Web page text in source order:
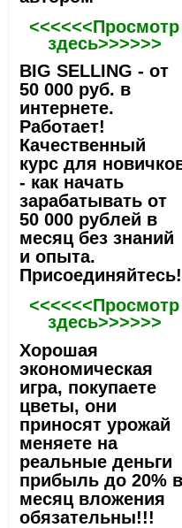
<<<<<<Просмотр
здесь>>>>>>
BIG SELLING - от
50 000 руб. в
интернете.
Работает!
Качественный
курс для
- как начать
зарабатывать от
50 000 рублей в
месяц без знаний
и опыта.
Присоединяйтесь!
<<<<<<Просмотр
здесь>>>>>>
Хорошая
экономическая
игра, покупаете
цветы, они
приносят урожай
меняете на
реальные деньги
прибыль до 20%
месяц вложения
обязательны!!!